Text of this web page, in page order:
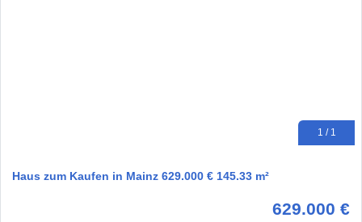
1 / 1
Haus zum Kaufen in Mainz 629.000 € 145.33 m²
629.000 €